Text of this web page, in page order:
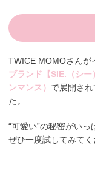
TWICE MOMOさんが
ブランド【SIE.（シー
ンマンス） で展開さ
た。
“可愛い”の秘密がいっ
ぜひ一度試してみて